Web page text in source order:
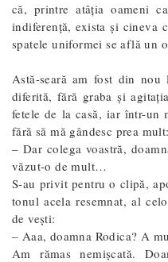
că, printre atâția oameni
indiferență, exista și cineva
spatele uniformei se află un
Astă-seară am fost din
diferită, fără graba și
fetele de la casă, iar într-un
fără să mă gândesc prea mult:
– Dar colega voastră,
văzut-o de mult…
S-au privit pentru o clipă,
tonul acela resemnat, al
de vești:
– Aaa, doamna Rodica? A
Am rămas nemișcată.